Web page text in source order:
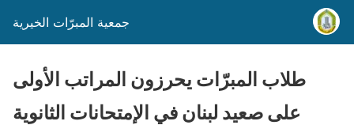
جمعية المبرّات الخيرية
طلاب المبرّات يحرزون المراتب الأولى
على صعيد لبنان في الإمتحانات الثانوية